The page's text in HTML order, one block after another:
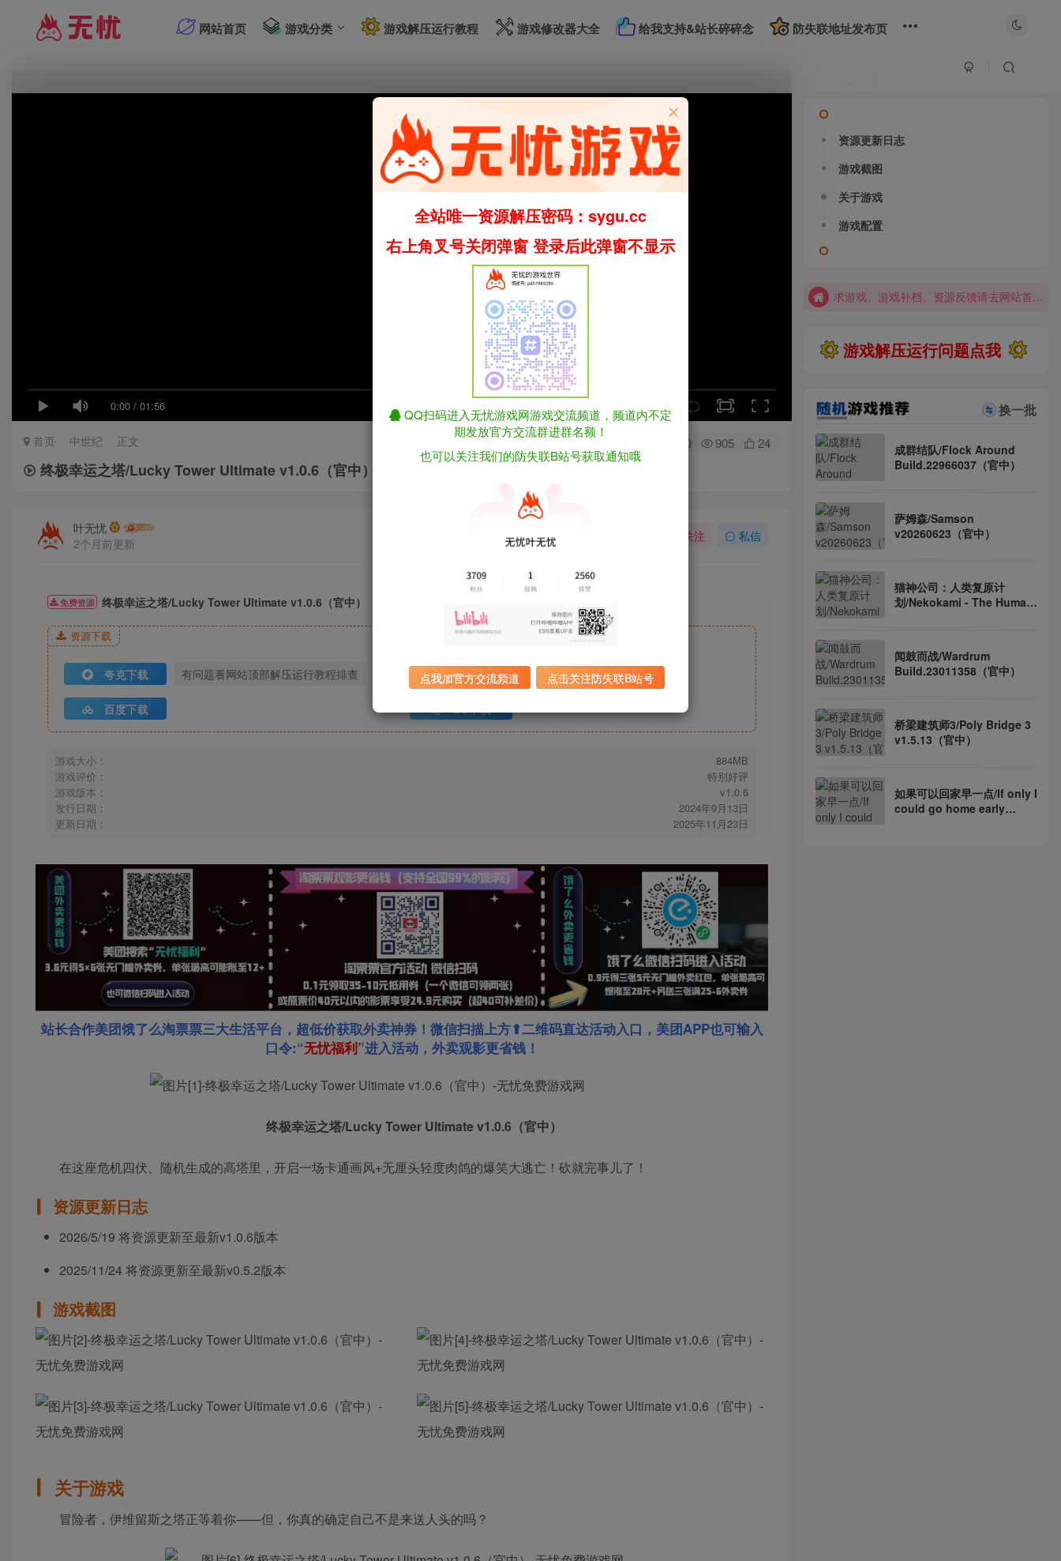
网站首页 游戏分类 游戏解压运行教程 游戏修改器大全 给我支持&站长碎碎念 防失联地址发布页
0:00 / 01:56 speed
首页 中世纪 正文 0 905 24
终极幸运之塔/Lucky Tower Ultimate v1.0.6（官中）
叶无忧
2个月前更新
关注 私信
免费资源 终极幸运之塔/Lucky Tower Ultimate v1.0.6（官中）
资源下载
夸克下载 有问题看网站顶部解压运行教程排查 迅雷下载 全站统一解压密码：sygu.cc
百度下载 UC下载
游戏大小：
884MB
游戏评价：
特别好评
游戏版本：
v1.0.6
发行日期：
2024年9月13日
更新日期：
2025年11月23日
站长合作美团饿了么淘票票三大生活平台，超低价获取外卖神券！微信扫描上方⬆二维码直达活动入口，美团APP也可输入
口令:“无忧福利”进入活动，外卖观影更省钱！
终极幸运之塔/Lucky Tower Ultimate v1.0.6（官中）
在这座危机四伏、随机生成的高塔里，开启一场卡通画风+无厘头轻度肉鸽的爆笑大逃亡！砍就完事儿了！
资源更新日志
2026/5/19 将资源更新至最新v1.0.6版本
2025/11/24 将资源更新至最新v0.5.2版本
游戏截图
关于游戏
冒险者，伊维留斯之塔正等着你——但，你真的确定自己不是来送人头的吗？
资源更新日志
游戏截图
关于游戏
游戏配置
大部分游戏解压安装问题可通过网站首页运行教程排查解决
全站资源解压密码：sygu.cc
大部分游戏解压安装问题可通过网站首页运行教程排查解决
游戏解压运行问题点我
换一批
成群结队/Flock Around
Build.22966037（官中）
萨姆森/Samson
v20260623（官中）
猫神公司：人类复原计
划/Nekokami - The Human
闻鼓而战/Wardrum
Build.23011358（官中）
桥梁建筑师3/Poly Bridge 3
v1.5.13（官中）
如果可以回家早一点/If only I
could go home early
全站唯一资源解压密码：sygu.cc
右上角叉号关闭弹窗 登录后此弹窗不显示
QQ扫码进入无忧游戏网游戏交流频道，频道内不定
期发放官方交流群进群名额！
也可以关注我们的防失联B站号获取通知哦
点我加官方交流频道 点击关注防失联B站号